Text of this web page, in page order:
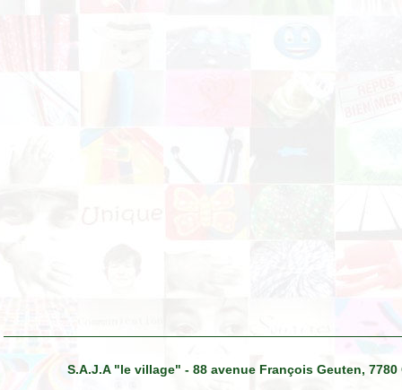
S.A.J.A "le village" - 88 avenue François Geuten,